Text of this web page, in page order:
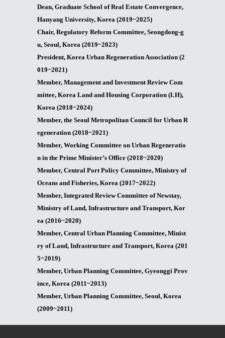
Dean, Graduate School of Real Estate Convergence,
Hanyang University, Korea (2019~2025)
Chair, Regulatory Reform Committee, Seongdong-g
u, Seoul, Korea (2019~2023)
President, Korea Urban Regeneration Association (2
019~2021)
Member, Management and Investment Review Com
mittee, Korea Land and Housing Corporation (LH),
Korea (2018~2024)
Member, the Seoul Metropolitan Council for Urban R
egeneration (2018~2021)
Member, Working Committee on Urban Regeneratio
n in the Prime Minister’s Office (2018~2020)
Member, Central Port Policy Committee, Ministry of
Oceans and Fisheries, Korea (2017~2022)
Member, Integrated Review Committee of Newstay,
Ministry of Land, Infrastructure and Transport, Kor
ea (2016~2020)
Member, Central Urban Planning Committee, Minist
ry of Land, Infrastructure and Transport, Korea (201
5~2019)
Member, Urban Planning Committee, Gyeonggi Prov
ince, Korea (2011~2013)
Member, Urban Planning Committee, Seoul, Korea
(2009~2011)